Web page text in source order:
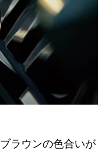
ラウンの色合いが